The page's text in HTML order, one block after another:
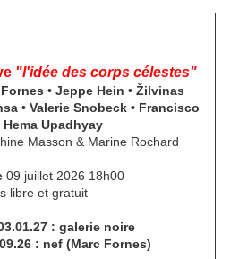
"l'idée des corps célestes"
• Jeppe Hein • Žilvinas
• Valerie Snobeck • Francisco
Hema Upadhyay
Masson & Marine Rochard
09 juillet 2026 18h00
libre et gratuit
: galerie noire
: nef (Marc Fornes)